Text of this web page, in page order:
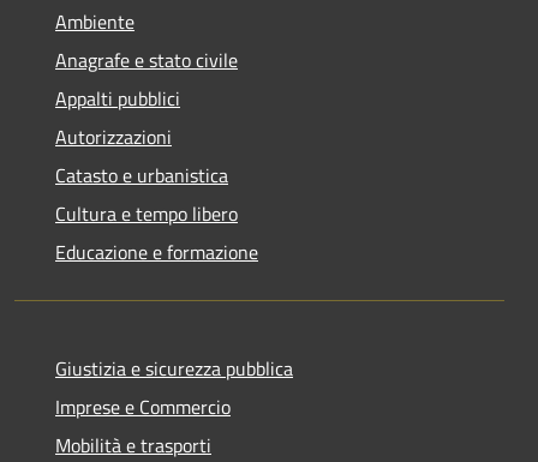
Ambiente
Anagrafe e stato civile
Appalti pubblici
Autorizzazioni
Catasto e urbanistica
Cultura e tempo libero
Educazione e formazione
Giustizia e sicurezza pubblica
Imprese e Commercio
Mobilità e trasporti